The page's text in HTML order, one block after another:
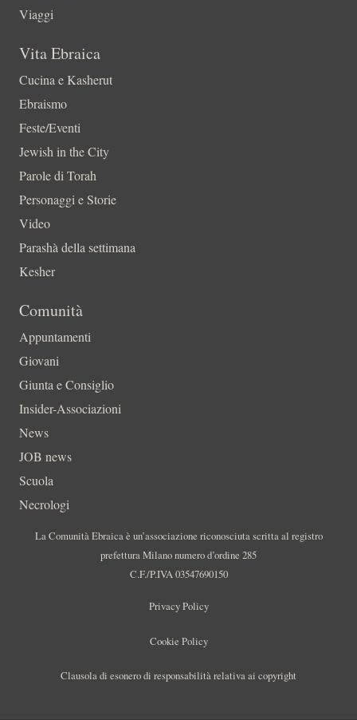
Viaggi
Vita Ebraica
Cucina e Kasherut
Ebraismo
Feste/Eventi
Jewish in the City
Parole di Torah
Personaggi e Storie
Video
Parashà della settimana
Kesher
Comunità
Appuntamenti
Giovani
Giunta e Consiglio
Insider-Associazioni
News
JOB news
Scuola
Necrologi
La Comunità Ebraica è un’associazione riconosciuta scritta al registro
prefettura Milano numero d’ordine 285
C.F./P.IVA 03547690150
Privacy Policy
Cookie Policy
Clausola di esonero di responsabilità relativa ai copyright